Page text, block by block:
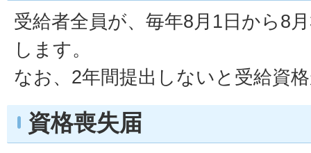
受給者全員が、毎年8月1日から8
します。
なお、2年間提出しないと受給資
資格喪失届